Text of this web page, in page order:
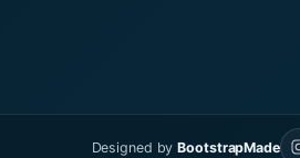
Designed byBootstrapMade